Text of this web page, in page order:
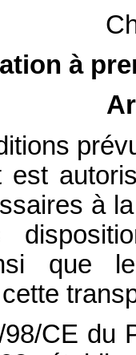
à
est
à
que
CE du